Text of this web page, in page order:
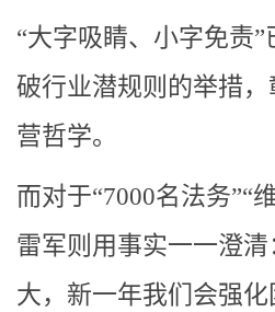
“大字吸睛、小字免责
破行业潜规则的举措
营哲学。
而对于“7000名法务”“
雷军则用事实一一澄
大，新一年我们会强